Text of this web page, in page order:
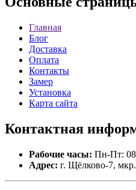
Главная
Блог
Доставка
Оплата
Контакты
Замер
Установка
Карта сайта
Контактная
Рабочие часы: Пн-Пт:
Адрес: г. Щёлково-7,